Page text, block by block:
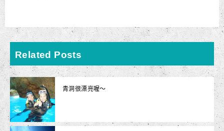
Related Posts
青洞很漂亮喔～